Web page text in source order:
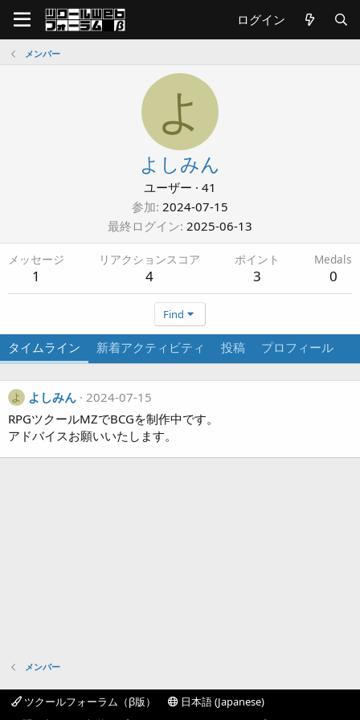
ログイン
メンバー
よ
よしみん
ユーザー · 41
参加 2024-07-15
最終ログイン 2025-06-13
メッセージ
1
リアクションスコア
4
ポイント
3
Medals
0
Find
タイムライン 新着アクティビティ 投稿 プロフィール
よ よしみん 2024-07-15
RPGツクールMZでBCGを制作中です。
アドバイスお願いいたします。
メンバー
ツクールフォーラム（β版）
日本語 (Japanese)